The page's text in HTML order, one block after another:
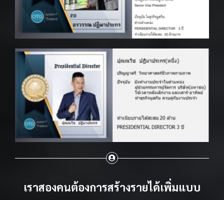
เราสองคนต้องการสร้างรายได้เพิ่มแบบ